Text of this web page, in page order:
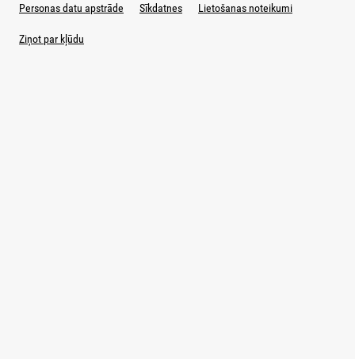
Personas datu apstrāde Sīkdatnes Lietošanas noteikumi
Ziņot par kļūdu